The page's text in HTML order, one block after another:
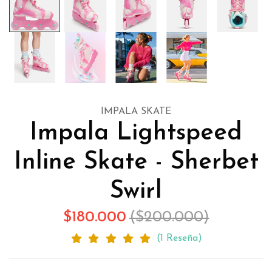
IMPALA SKATE
Impala Lightspeed
Inline Skate - Sherbet
Swirl
$180.000 ($200.000)
(1 Reseña)